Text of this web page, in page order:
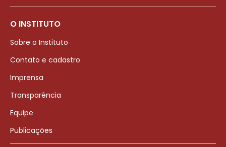
O INSTITUTO
Sobre o Instituto
Contato e cadastro
Imprensa
Transparência
Equipe
Publicações